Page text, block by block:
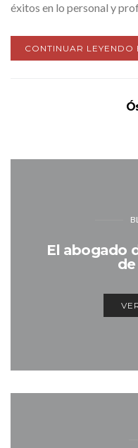
éxitos en lo personal y
CONTINUAR LEYENDO
El abogado